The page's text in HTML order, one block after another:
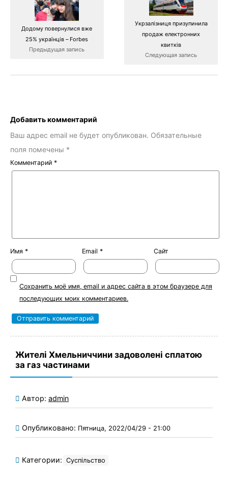
Додому повернулися вже
25% українців – Forbes
Предыдущая запись
Укрзалізниця призупинила
продаж електронних
квитків
Следующая запись
Добавить комментарий
Ваш адрес email не будет опубликован. Обязательные
поля помечены *
Комментарий *
Имя * Email * Сайт
Сохранить моё имя, email и адрес сайта в этом браузере для
последующих моих комментариев.
Жителі Хмельниччини задоволені сплатою
за газ частинами
Автор: admin
Опубликовано: Пятница, 2022/04/29 - 21:00
Категории: Суспільство